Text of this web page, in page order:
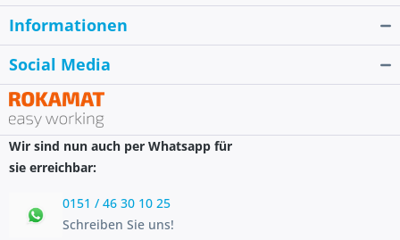
Informationen
Social Media
Wir sind nun auch per Whatsapp für
sie erreichbar:
0151 / 46 30 10 25
Schreiben Sie uns!